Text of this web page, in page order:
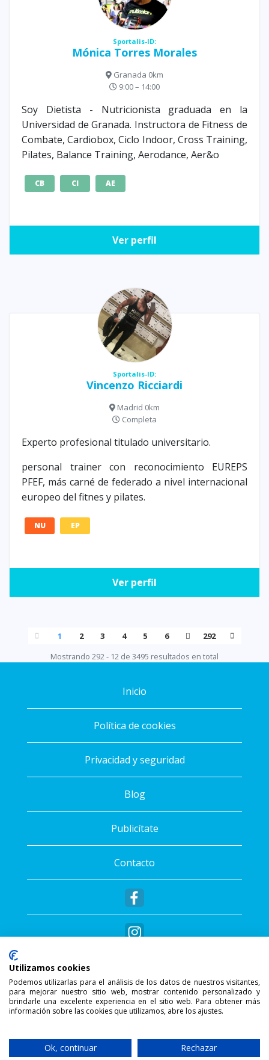
Sportalis-ID:
Mónica Torres Morales
Granada 0km
9:00 – 14:00
Soy Dietista - Nutricionista graduada en la
Universidad de Granada. Instructora de Fitness de
Combate, Cardiobox, Ciclo Indoor, Cross Training,
Pilates, Balance Training, Aerodance, Aer&o
CB CI AE
Ver perfil
Sportalis-ID:
Vincenzo Ricciardi
Madrid 0km
Completa
Experto profesional titulado universitario.
personal trainer con reconocimiento EUREPS
PFEF, más carné de federado a nivel internacional
europeo del fitnes y pilates.
NU EP
Ver perfil
1 2 3 4 5 6
292
Mostrando 292 - 12 de 3495 resultados en total
Inicio
Política de cookies
Privacidad y seguridad
Blog
Publicítate
Contacto
Copyright © 2026 - Sportalis®. Todos los
derechos reservados.
SSL Secure Connection
Utilizamos cookies
Podemos utilizarlas para el análisis de los datos de nuestros visitantes,
para mejorar nuestro sitio web, mostrar contenido personalizado y
brindarle una excelente experiencia en el sitio web. Para obtener más
información sobre las cookies que utilizamos, abre los ajustes.
Ok, continuar Rechazar